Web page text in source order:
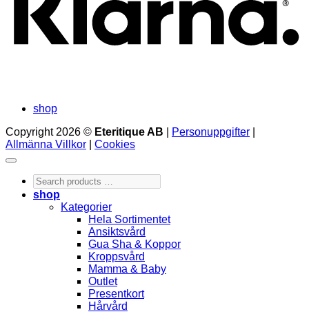
shop
Copyright 2026 © Eteritique AB Personuppgifter
Allmänna Villkor
Cookies
Search
products
shop
Kategorier
Hela Sortimentet
Ansiktsvård
Gua Sha & Koppor
Kroppsvård
Mamma & Baby
Outlet
Presentkort
Hårvård